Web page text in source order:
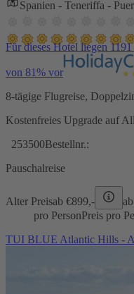
Spanien - Teneriffa -
Für dieses Hotel liegen
von 81% vor
8-tägige Flugreise,
Kostenfreies Upgrade auf
253500Bestellnr.:
Pauschalreise
Alter Preisab €899,-
pro PersonPreis pro
TUI BLUE Atlantic Hills -